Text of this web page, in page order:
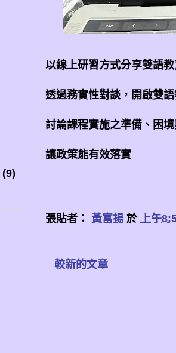
以線上研習方式分享雙語
透過務實性對談，開啟雙
討論課程實施之準備、困
讓政策能有效落實
張貼者： 黃富揚 於 上午
較新的文章
(9)